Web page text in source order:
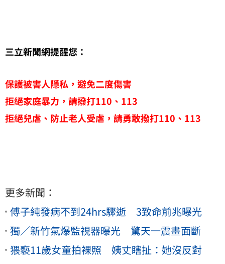
三立新聞網提醒您：
保護被害人隱私，避免二度傷害
拒絕家庭暴力，請撥打110、113
拒絕兒虐、防止老人受虐，請勇敢撥打110、113
更多新聞：
傅子純發病不到24hrs驟逝 3致命前兆曝光
獨／新竹氣爆監視器曝光 驚天一震畫面斷
猥褻11歲女童拍裸照 姨丈瞎扯：她沒反對